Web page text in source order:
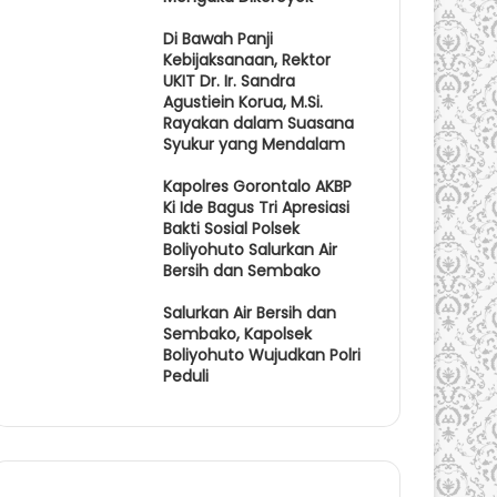
Di Bawah Panji
Kebijaksanaan, Rektor
UKIT Dr. Ir. Sandra
Agustiein Korua, M.Si.
Rayakan dalam Suasana
Syukur yang Mendalam
Kapolres Gorontalo AKBP
Ki Ide Bagus Tri Apresiasi
Bakti Sosial Polsek
Boliyohuto Salurkan Air
Bersih dan Sembako
Salurkan Air Bersih dan
Sembako, Kapolsek
Boliyohuto Wujudkan Polri
Peduli